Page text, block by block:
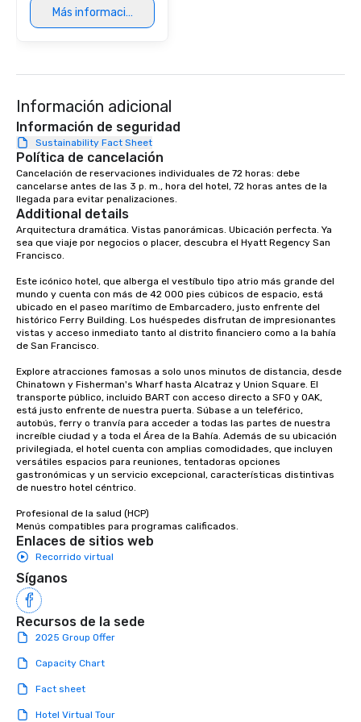
walking in between,
countless
traverse along the
way to do so. Large Groups Welcome
Lip Smacking Foodie
groups, small or large.
experiences can
as 500 guests,
choice for any
Stress-Free Booking
a tour is stress-free
enjoy the company of
more easily. You’ll
knowing that
Más información
Información adicional
Información de seguridad
Sustainability Fact Sheet
Política de cancelación
Cancelación de reservaciones individuales de 72 horas: debe
cancelarse antes de las 3 p. m., hora del hotel, 72 horas antes de la
llegada para evitar penalizaciones.
Additional details
Arquitectura dramática. Vistas panorámicas. Ubicación perfecta. Ya
sea que viaje por negocios o placer, descubra el Hyatt Regency San
Francisco.
Este icónico hotel, que alberga el vestíbulo tipo atrio más grande del
mundo y cuenta con más de 42 000 pies cúbicos de espacio, está
ubicado en el paseo marítimo de Embarcadero, justo enfrente del
histórico Ferry Building. Los huéspedes disfrutan de impresionantes
vistas y acceso inmediato tanto al distrito financiero como a la bahía
de San Francisco.
Explore atracciones famosas a solo unos minutos de distancia, desde
Chinatown y Fisherman's Wharf hasta Alcatraz y Union Square. El
transporte público, incluido BART con acceso directo a SFO y OAK,
está justo enfrente de nuestra puerta. Súbase a un teleférico,
autobús, ferry o tranvía para acceder a todas las partes de nuestra
increíble ciudad y a toda el Área de la Bahía. Además de su ubicación
privilegiada, el hotel cuenta con amplias comodidades, que incluyen
versátiles espacios para reuniones, tentadoras opciones
gastronómicas y un servicio excepcional, características distintivas
de nuestro hotel céntrico.
Profesional de la salud (HCP)
Menús compatibles para programas calificados.
Enlaces de sitios web
Recorrido virtual
Síganos
Recursos de la sede
2025 Group Offer
Capacity Chart
Fact sheet
Hotel Virtual Tour